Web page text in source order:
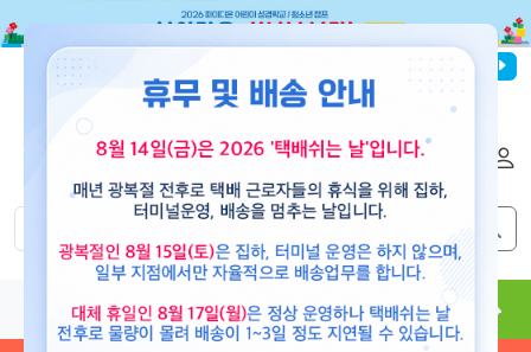
파이디온선교회
도서 뮤직 용품 현수막 콘텐츠